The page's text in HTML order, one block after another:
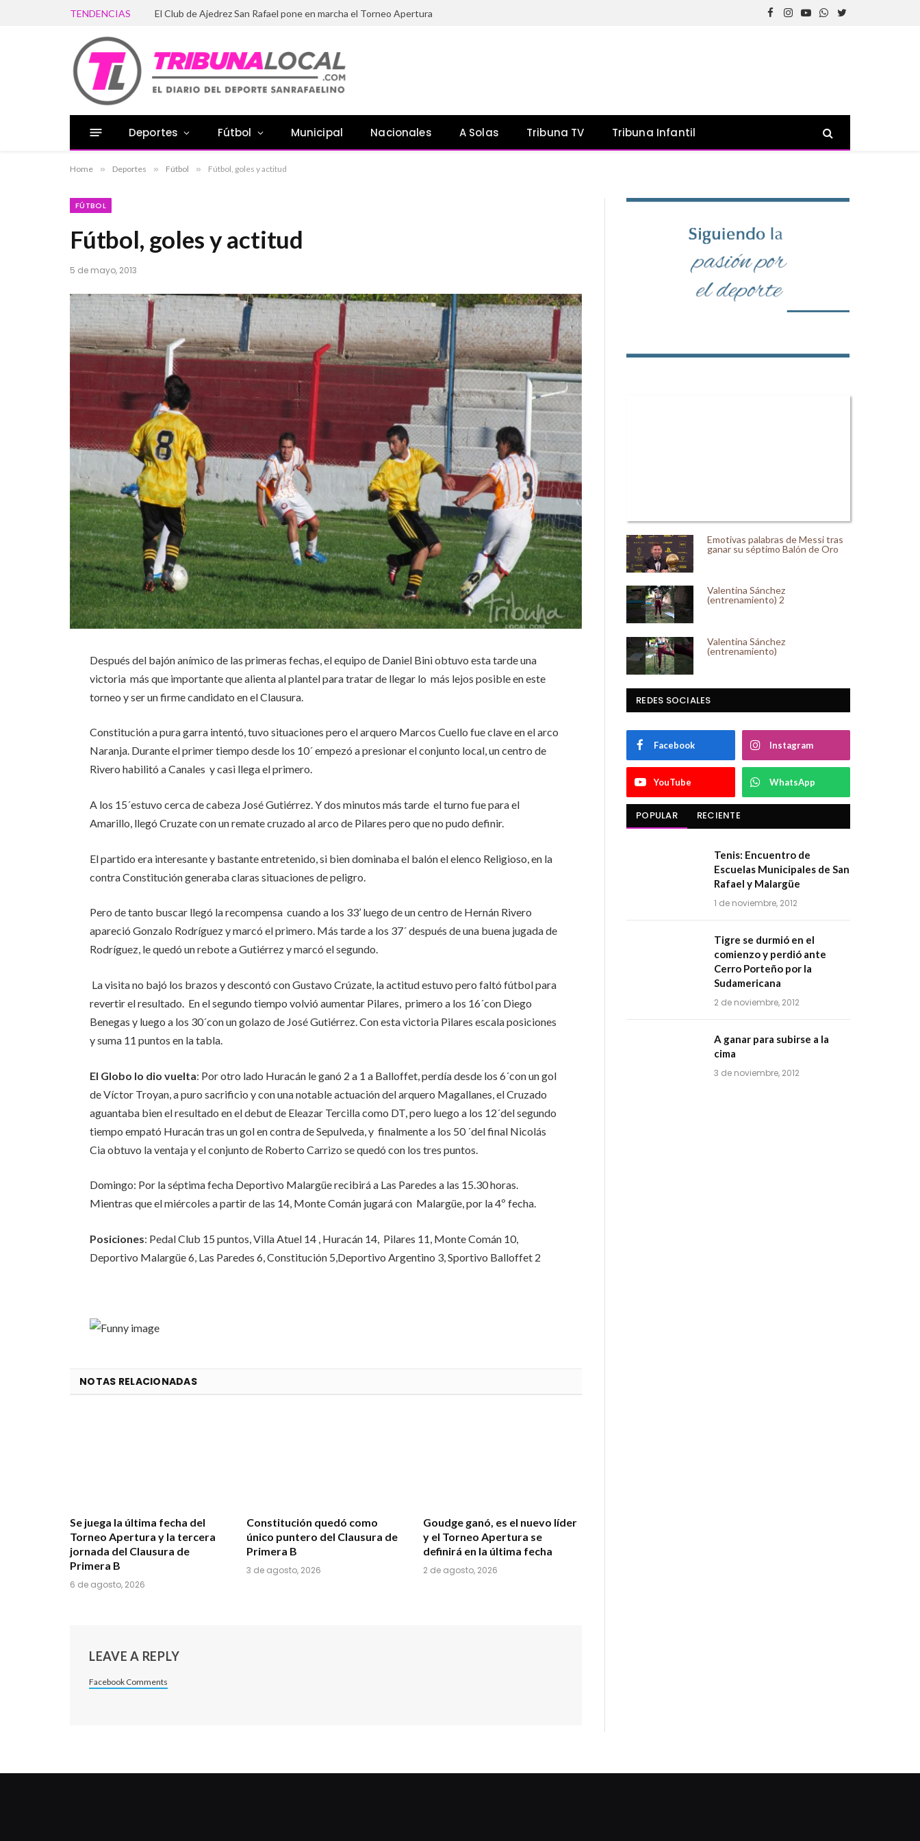
TENDENCIAS El Club de Ajedrez San Rafael pone en marcha el Torneo Apertura
Facebook
Instagram
YouTube
WhatsApp
Twitter
Deportes Fútbol Municipal Nacionales A Solas Tribuna TV Tribuna Infantil
Home » Deportes » Fútbol » Fútbol, goles y actitud
FÚTBOL
Fútbol, goles y actitud
5 de mayo, 2013
Después del bajón anímico de las primeras fechas, el equipo de Daniel Bini obtuvo esta tarde una
victoria más que importante que alienta al plantel para tratar de llegar lo más lejos posible en este
torneo y ser un firme candidato en el Clausura.
Constitución a pura garra intentó, tuvo situaciones pero el arquero Marcos Cuello fue clave en el arco
Naranja. Durante el primer tiempo desde los 10´ empezó a presionar el conjunto local, un centro de
Rivero habilitó a Canales y casi llega el primero.
A los 15´estuvo cerca de cabeza José Gutiérrez. Y dos minutos más tarde el turno fue para el
Amarillo, llegó Cruzate con un remate cruzado al arco de Pilares pero que no pudo definir.
El partido era interesante y bastante entretenido, si bien dominaba el balón el elenco Religioso, en la
contra Constitución generaba claras situaciones de peligro.
Pero de tanto buscar llegó la recompensa cuando a los 33’ luego de un centro de Hernán Rivero
apareció Gonzalo Rodríguez y marcó el primero. Más tarde a los 37´ después de una buena jugada de
Rodríguez, le quedó un rebote a Gutiérrez y marcó el segundo.
La visita no bajó los brazos y descontó con Gustavo Crúzate, la actitud estuvo pero faltó fútbol para
revertir el resultado. En el segundo tiempo volvió aumentar Pilares, primero a los 16´con Diego
Benegas y luego a los 30´con un golazo de José Gutiérrez. Con esta victoria Pilares escala posiciones
y suma 11 puntos en la tabla.
El Globo lo dio vuelta: Por otro lado Huracán le ganó 2 a 1 a Balloffet, perdía desde los 6´con un gol
de Víctor Troyan, a puro sacrificio y con una notable actuación del arquero Magallanes, el Cruzado
aguantaba bien el resultado en el debut de Eleazar Tercilla como DT, pero luego a los 12´del segundo
tiempo empató Huracán tras un gol en contra de Sepulveda, y finalmente a los 50 ´del final Nicolás
Cia obtuvo la ventaja y el conjunto de Roberto Carrizo se quedó con los tres puntos.
Domingo: Por la séptima fecha Deportivo Malargüe recibirá a Las Paredes a las 15.30 horas.
Mientras que el miércoles a partir de las 14, Monte Comán jugará con Malargüe, por la 4º fecha.
Posiciones: Pedal Club 15 puntos, Villa Atuel 14 , Huracán 14, Pilares 11, Monte Comán 10,
Deportivo Malargüe 6, Las Paredes 6, Constitución 5,Deportivo Argentino 3, Sportivo Balloffet 2
NOTAS RELACIONADAS
Se juega la última fecha del
Torneo Apertura y la tercera
jornada del Clausura de
Primera B
6 de agosto, 2026
Constitución quedó como
único puntero del Clausura de
Primera B
3 de agosto, 2026
Goudge ganó, es el nuevo líder
y el Torneo Apertura se
definirá en la última fecha
2 de agosto, 2026
LEAVE A REPLY
Facebook Comments
Emotivas palabras de Messi tras
ganar su séptimo Balón de Oro
Valentina Sánchez
(entrenamiento) 2
Valentina Sánchez
(entrenamiento)
REDES SOCIALES
Facebook Instagram
YouTube WhatsApp
POPULAR RECIENTE
Tenis: Encuentro de
Escuelas Municipales de San
Rafael y Malargüe
1 de noviembre, 2012
Tigre se durmió en el
comienzo y perdió ante
Cerro Porteño por la
Sudamericana
2 de noviembre, 2012
A ganar para subirse a la
cima
3 de noviembre, 2012